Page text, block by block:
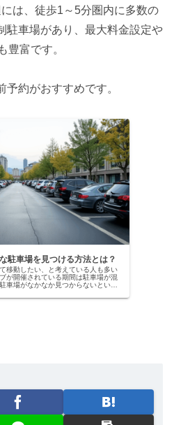
は、徒歩1～5分圏内に多数の
駐車場があり、最大料金設定や
豊富です。
約がおすすめです。
駐車場を見つける方法とは？
移動したい、と考えている人も多い
が開催されている期間は駐車場が混
車場がなかなか見つからないという